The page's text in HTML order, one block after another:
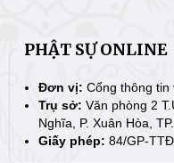
PHẬT SỰ ONLINE
Đơn vị: Cổng thông tin
Trụ sở: Văn phòng 2
Nghĩa, P. Xuân Hòa,
Giấy phép: 84/GP-